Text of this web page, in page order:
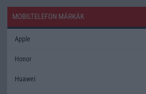
MOBILTELEFON MÁRKÁK
Apple
Honor
Huawei